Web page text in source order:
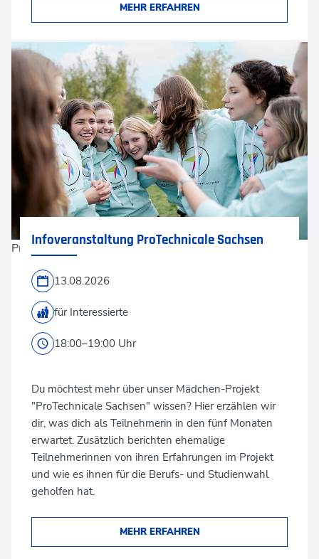
MEHR ERFAHREN
ProTechnicale
Infoveranstaltung ProTechnicale Sachsen
13.08.2026
für Interessierte
18:00–19:00 Uhr
Du möchtest mehr über unser Mädchen-Projekt
"ProTechnicale Sachsen" wissen? Hier erzählen wir
dir, was dich als Teilnehmerin in den fünf Monaten
erwartet. Zusätzlich berichten ehemalige
Teilnehmerinnen von ihren Erfahrungen im Projekt
und wie es ihnen für die Berufs- und Studienwahl
geholfen hat.
MEHR ERFAHREN